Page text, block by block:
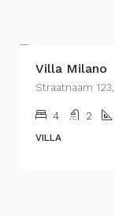
Villa Milano
4 2
VILLA